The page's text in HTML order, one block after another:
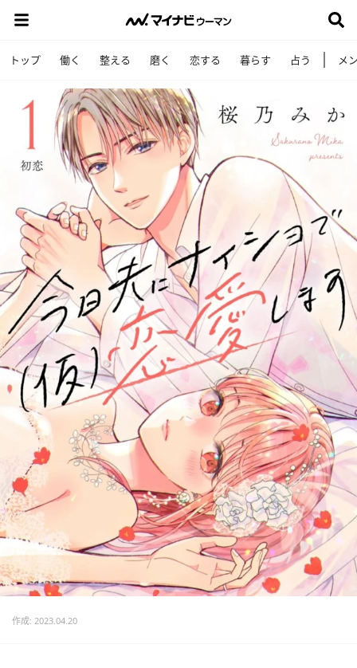
トップ 働く 整える 磨く 恋する 暮らす 占う メ
作成: 2023.04.20